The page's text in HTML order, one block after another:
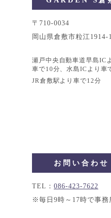
〒710-0034
岡山県倉敷市粒江1914-1
瀬戸中央自動車道早島IC
車で10分、水島ICより車
JR倉敷駅より車で12分
お問い合わせ
TEL： 086-423-7622
※毎日9時～17時で事務